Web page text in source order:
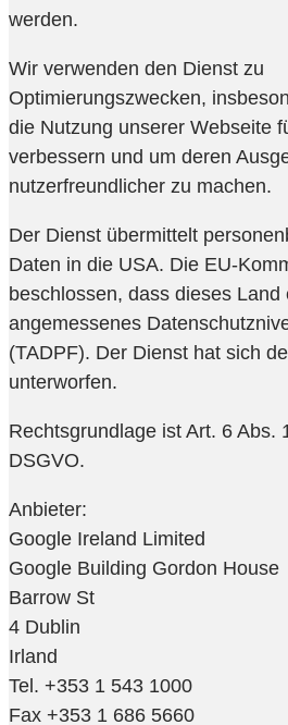
werden.
Wir verwenden den Dienst zu
Optimierungszwecken,
die Nutzung unserer Webseite
verbessern und um deren
nutzerfreundlicher zu machen.
Der Dienst übermittelt
Daten in die USA. Die EU-
beschlossen, dass dieses Land
angemessenes
(TADPF). Der Dienst hat sich
unterworfen.
Rechtsgrundlage ist Art. 6 Abs.
DSGVO.
Anbieter:
Google Ireland Limited
Google Building Gordon House
Barrow St
4 Dublin
Irland
Tel. +353 1 543 1000
Fax +353 1 686 5660